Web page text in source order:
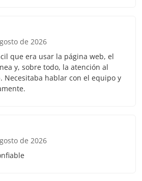
de 2026
que era usar la página web, el
y, sobre todo, la atención al
Necesitaba hablar con el equipo y
de 2026